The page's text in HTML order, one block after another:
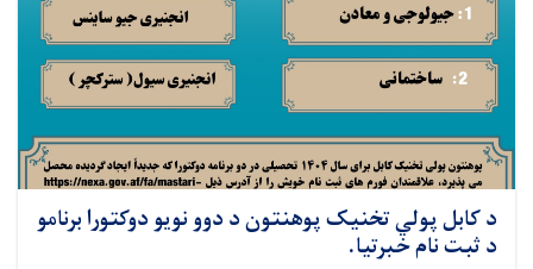
د کابل پولي تخنیک پوهنتون د دوو نویو دوکتورا برنامو
د ثبت نام خبرتیا.